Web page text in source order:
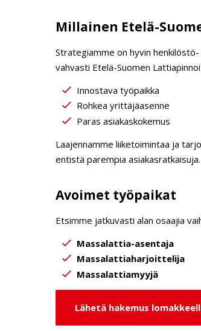
Millainen Etelä-
Strategiamme on hyvin
vahvasti Etelä-Suomen
Innostava työpaikka
Rohkea yrittäjäasenne
Paras asiakaskokemus
Laajennamme liiketoimintaa ja
entistä parempia asiakasratkaisuja.
Avoimet työpaikat
Etsimme jatkuvasti alan osaajia
Massalattia-asentaja
Massalattiaharjoittelija
Massalattiamyyjä
Lähetä hakemus